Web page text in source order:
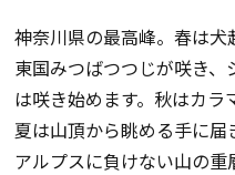
神奈川県の最高峰。春は
東国みつばつつじが咲き
は咲き始めます。秋はカラ
夏は山頂から眺める手に
アルプスに負けない山の